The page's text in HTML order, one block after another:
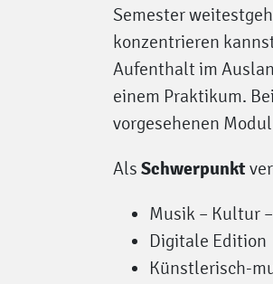
Semester
konzentrieren
Aufenthalt im
einem Praktikum.
vorgesehenen
Als Schwerpunkt
Musik – Kultur
Digitale Edition
Künstlerisch-